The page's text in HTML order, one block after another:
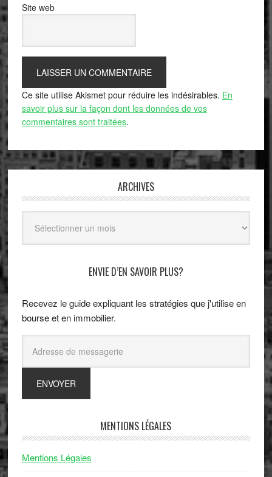
Site web
Ce site utilise Akismet pour réduire les indésirables. En
savoir plus sur la façon dont les données de vos
commentaires sont traitées.
ARCHIVES
ENVIE D’EN SAVOIR PLUS?
Recevez le guide expliquant les stratégies que j'utilise en
bourse et en immobilier.
MENTIONS LÉGALES
Mentions Légales